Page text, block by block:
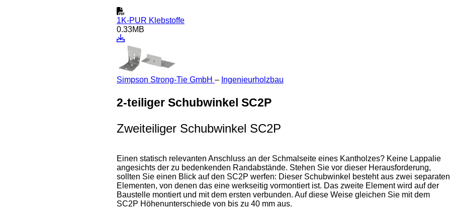
1K-PUR Klebstoffe
0.33MB
Simpson Strong-Tie GmbH – Ingenieurholzbau
2-teiliger Schubwinkel SC2P
Zweiteiliger Schubwinkel SC2P
Einen statisch relevanten Anschluss an der Schmalseite eines Kantholzes? Keine Lappalie
angesichts der zu bedenkenden Randabstände. Stehen Sie vor dieser Herausforderung,
sollten Sie einen Blick auf den SC2P werfen: Dieser Schubwinkel besteht aus zwei separaten
Elementen, von denen das eine werkseitig vormontiert ist. Das zweite Element wird auf der
Baustelle montiert und mit dem ersten verbunden. Auf diese Weise gleichen Sie mit dem
SC2P Höhenunterschiede von bis zu 40 mm aus.